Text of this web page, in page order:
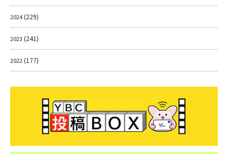
2024(229)
2023 (241)
2022 (177)